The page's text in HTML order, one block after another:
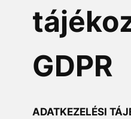
GDPR
ADATKEZELÉSI